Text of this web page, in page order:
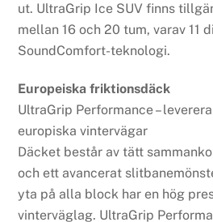
ut. UltraGrip Ice SUV finns
mellan 16 och 20 tum, varav 11
SoundComfort-teknologi.
Europeiska friktionsdäck
UltraGrip Performance –
europiska vintervägar
Däcket består av tätt
och ett avancerat
yta på alla block har en hög
vinterväglag. UltraGrip